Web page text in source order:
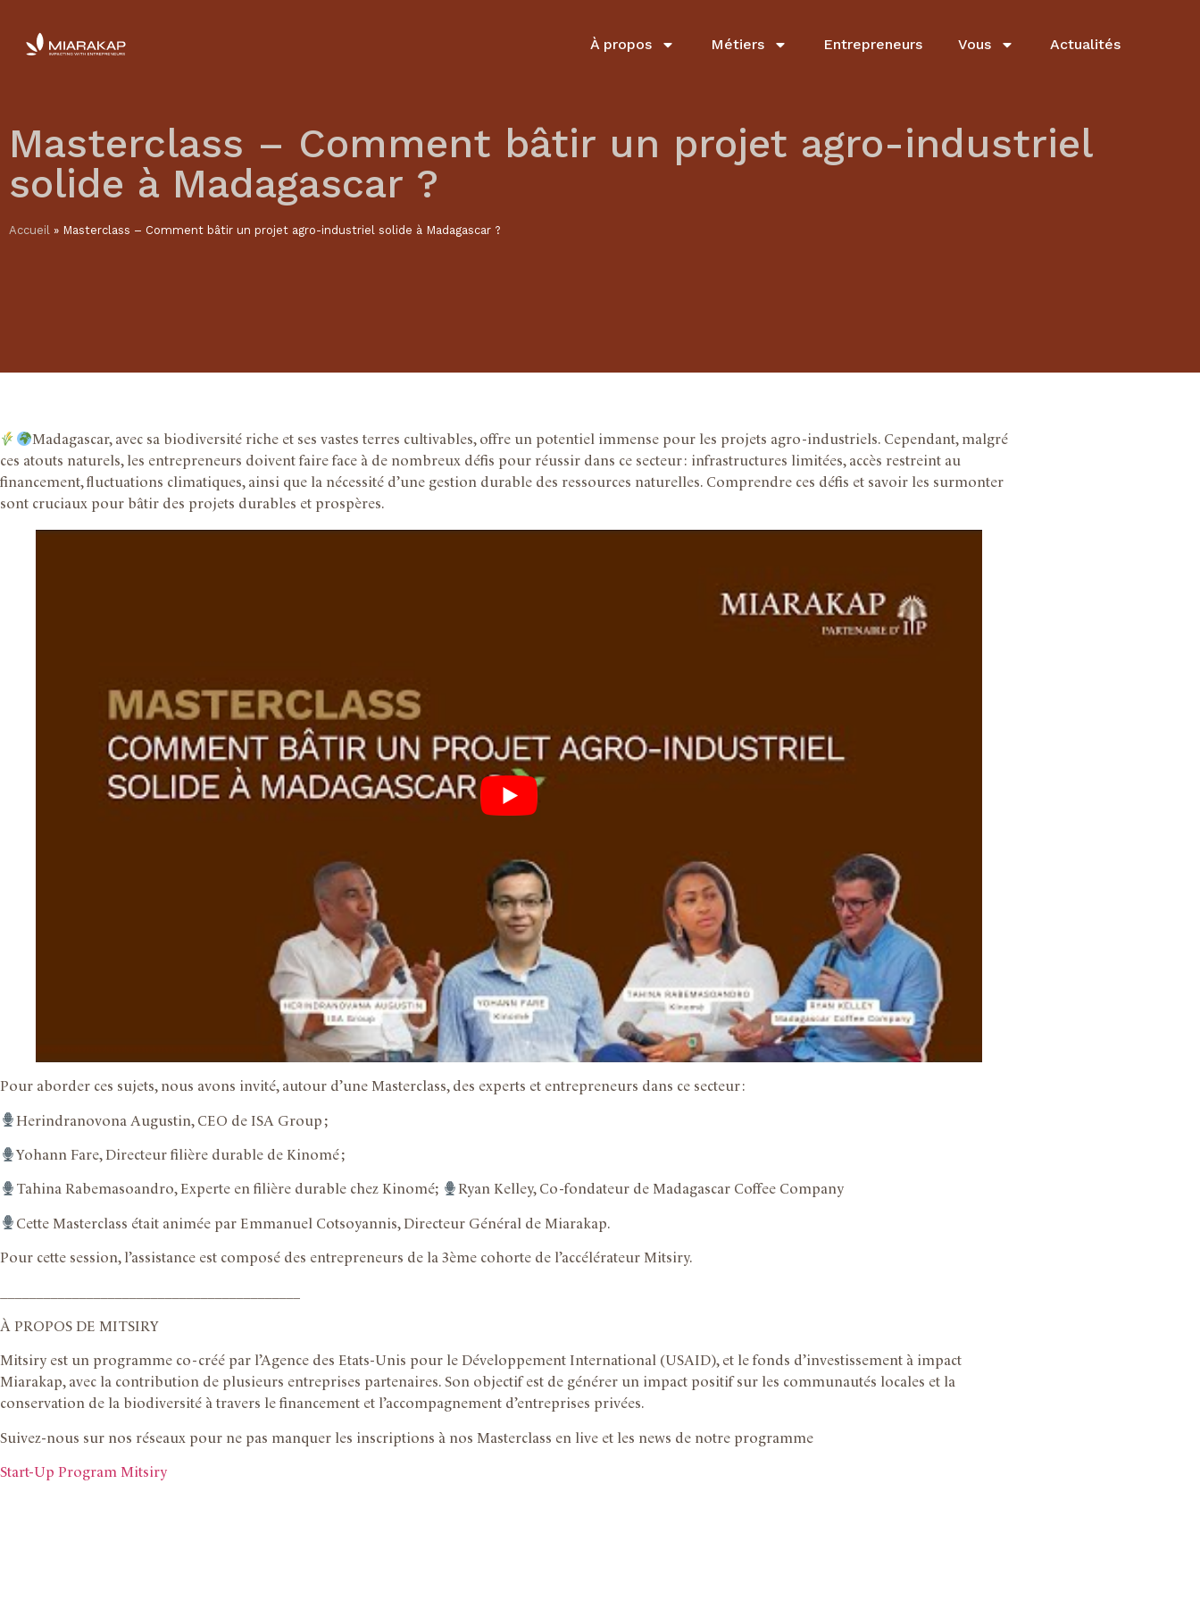
À propos Métiers Entrepreneurs Vous Actualités
Masterclass – Comment bâtir un projet agro-industriel
solide à Madagascar ?
Accueil » Masterclass – Comment bâtir un projet agro-industriel solide à Madagascar ?
Madagascar, avec sa biodiversité riche et ses vastes terres cultivables, offre un potentiel immense pour les projets agro-industriels. Cependant, malgré
ces atouts naturels, les entrepreneurs doivent faire face à de nombreux défis pour réussir dans ce secteur : infrastructures limitées, accès restreint au
financement, fluctuations climatiques, ainsi que la nécessité d’une gestion durable des ressources naturelles. Comprendre ces défis et savoir les surmonter
sont cruciaux pour bâtir des projets durables et prospères.
Pour aborder ces sujets, nous avons invité, autour d’une Masterclass, des experts et entrepreneurs dans ce secteur :
Herindranovona Augustin, CEO de ISA Group ;
Yohann Fare, Directeur filière durable de Kinomé ;
Tahina Rabemasoandro, Experte en filière durable chez Kinomé; Ryan Kelley, Co-fondateur de Madagascar Coffee Company
Cette Masterclass était animée par Emmanuel Cotsoyannis, Directeur Général de Miarakap.
Pour cette session, l’assistance est composé des entrepreneurs de la 3ème cohorte de l’accélérateur Mitsiry.
À PROPOS DE MITSIRY
Mitsiry est un programme co-créé par l’Agence des Etats-Unis pour le Développement International (USAID), et le fonds d’investissement à impact
Miarakap, avec la contribution de plusieurs entreprises partenaires. Son objectif est de générer un impact positif sur les communautés locales et la
conservation de la biodiversité à travers le financement et l’accompagnement d’entreprises privées.
Suivez-nous sur nos réseaux pour ne pas manquer les inscriptions à nos Masterclass en live et les news de notre programme
Start-Up Program Mitsiry